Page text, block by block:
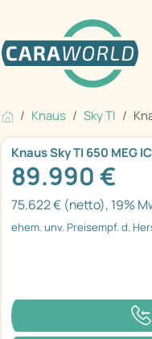
Knaus Sky TI
Knaus Sky TI 650 MEG
89.990 €
75.622 € (netto), 19%
ehem. unv. Preisempf. d.